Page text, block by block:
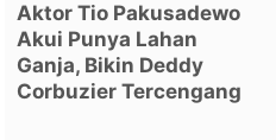
Aktor Tio Pakusadewo
Akui Punya Lahan
Ganja, Bikin Deddy
Corbuzier Tercengang